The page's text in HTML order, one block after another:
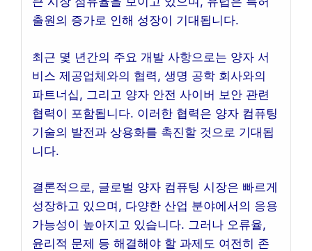
출원의 증가로 인해 성장이 기대됩니다.
최근 몇 년간의 주요 개발 사항으로는 양자 서
비스 제공업체와의 협력, 생명 공학 회사와의
파트너십, 그리고 양자 안전 사이버 보안 관련
협력이 포함됩니다. 이러한 협력은 양자 컴퓨팅
기술의 발전과 상용화를 촉진할 것으로 기대됩
니다.
결론적으로, 글로벌 양자 컴퓨팅 시장은 빠르게
성장하고 있으며, 다양한 산업 분야에서의 응용
가능성이 높아지고 있습니다. 그러나 오류율,
윤리적 문제 등 해결해야 할 과제도 여전히 존